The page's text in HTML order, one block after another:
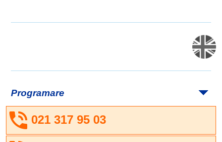
Programare
021 317 95 03